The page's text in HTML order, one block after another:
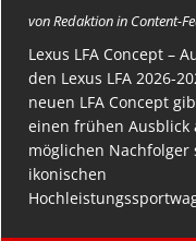
von Redaktion in Content-
Lexus LFA Concept –
den Lexus LFA 2026-
neuen LFA Concept
einen frühen Ausblick
möglichen Nachfolger
ikonischen